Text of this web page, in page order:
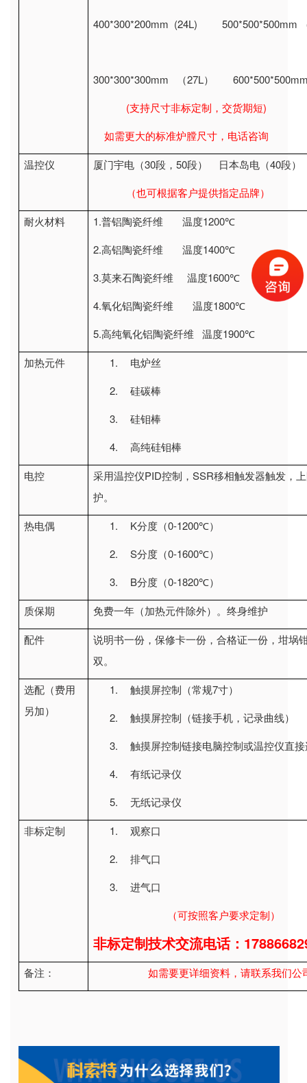
400*300*200mm (24L) 500*500*500mm
300*300*300mm （27L）
(支持尺寸非标定制，交货期短)
如需更大的标准炉膛尺寸，电话咨询
温控仪 厦门宇电（30段， 50段） 日本岛电（40段）
（也可根据客户提供指定品牌）
耐火材料 1.普铝陶瓷纤维 温度1200℃
2.高铝陶瓷纤维 温度1400℃
3.莫来石陶瓷纤维 温度1600℃
4.氧化铝陶瓷纤维 温度1800℃
5.高纯氧化铝陶瓷纤维 温度1900℃
加热元件 1. 电炉丝
2. 硅碳棒
3. 硅钼棒
4. 高纯硅钼棒
电控 采用温控仪PID控制， SSR移相触发器触发，
护。
热电偶 1. K分度（0-1200℃）
2. S分度（0-1600℃）
3. B分度（0-1820℃）
质保期 免费一年（加热元件除外）。终身维护
配件
说明书一份，保修卡一份，合格证一份，坩埚
双。
选配（费用
另加）
1. 触摸屏控制（常规7寸）
2. 触摸屏控制（链接手机，记录曲线）
3. 触摸屏控制链接电脑控制或温控仪直
4. 有纸记录仪
5. 无纸记录仪
非标定制 1. 观察口
2. 排气口
3. 进气口
（可按照客户要求定制）
非标定制技术交流电话：
备注： 如需要更详细资料，请联系我们公